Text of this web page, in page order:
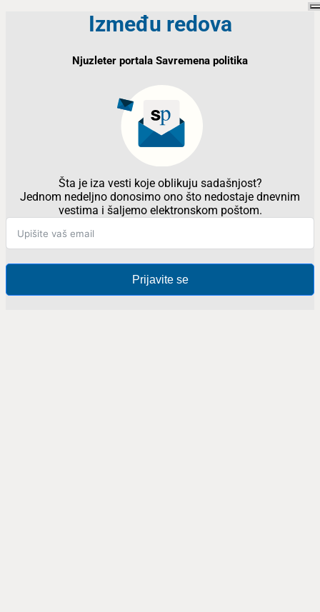
Između redova
Njuzleter portala Savremena politika
Šta je iza vesti koje oblikuju sadašnjost?
Jednom nedeljno donosimo ono što nedostaje dnevnim
vestima i šaljemo elektronskom poštom.
Prijavite se